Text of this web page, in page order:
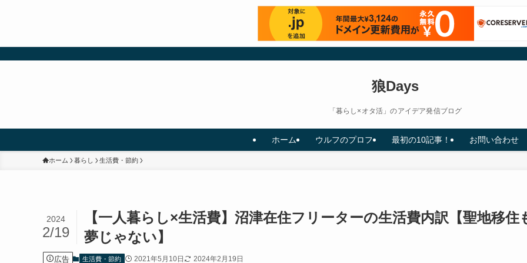
狼Days
「暮らし×オタ活」のアイデア発信ブログ
ホーム ウルフのプロフ 最初の10記事！ お問い合わせ
ホーム 暮らし 生活費・節約
【一人暮らし×生活費】沼津在住フリーターの生活費内訳【聖地移住
夢じゃない】
2024
2/19
広告 生活費・節約 2021年5月10日 2024年2月19日